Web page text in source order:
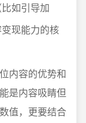
如引导加
现能力的核
内容的优势和
是内容吸睛但
值，更要结合